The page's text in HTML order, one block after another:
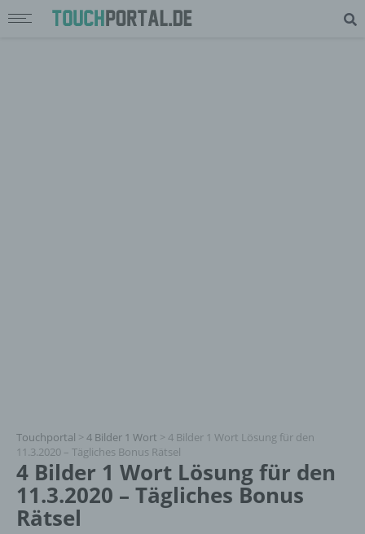
Touchportal > 4 Bilder 1 Wort > 4 Bilder 1 Wort Lösung für den
11.3.2020 – Tägliches Bonus Rätsel
4 Bilder 1 Wort Lösung für den
11.3.2020 – Tägliches Bonus
Rätsel